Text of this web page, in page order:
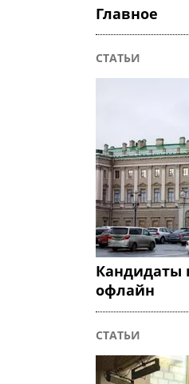
СТАТЬИ
офлайн
СТАТЬИ